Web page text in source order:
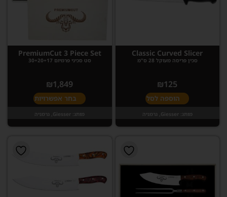
Classic Curved Slicer
סכין פריסה מעוקל 28 ס"מ
₪125
הוספה לסל
מותג:Giesser, גרמניה
PremiumCut 3 Piece Set
סט סכיני פרמיום 30+20+17
₪1,849
בחר אפשרויות
מותג: Giesser, גרמניה